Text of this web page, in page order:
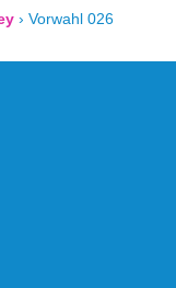
› Vorwahl 026